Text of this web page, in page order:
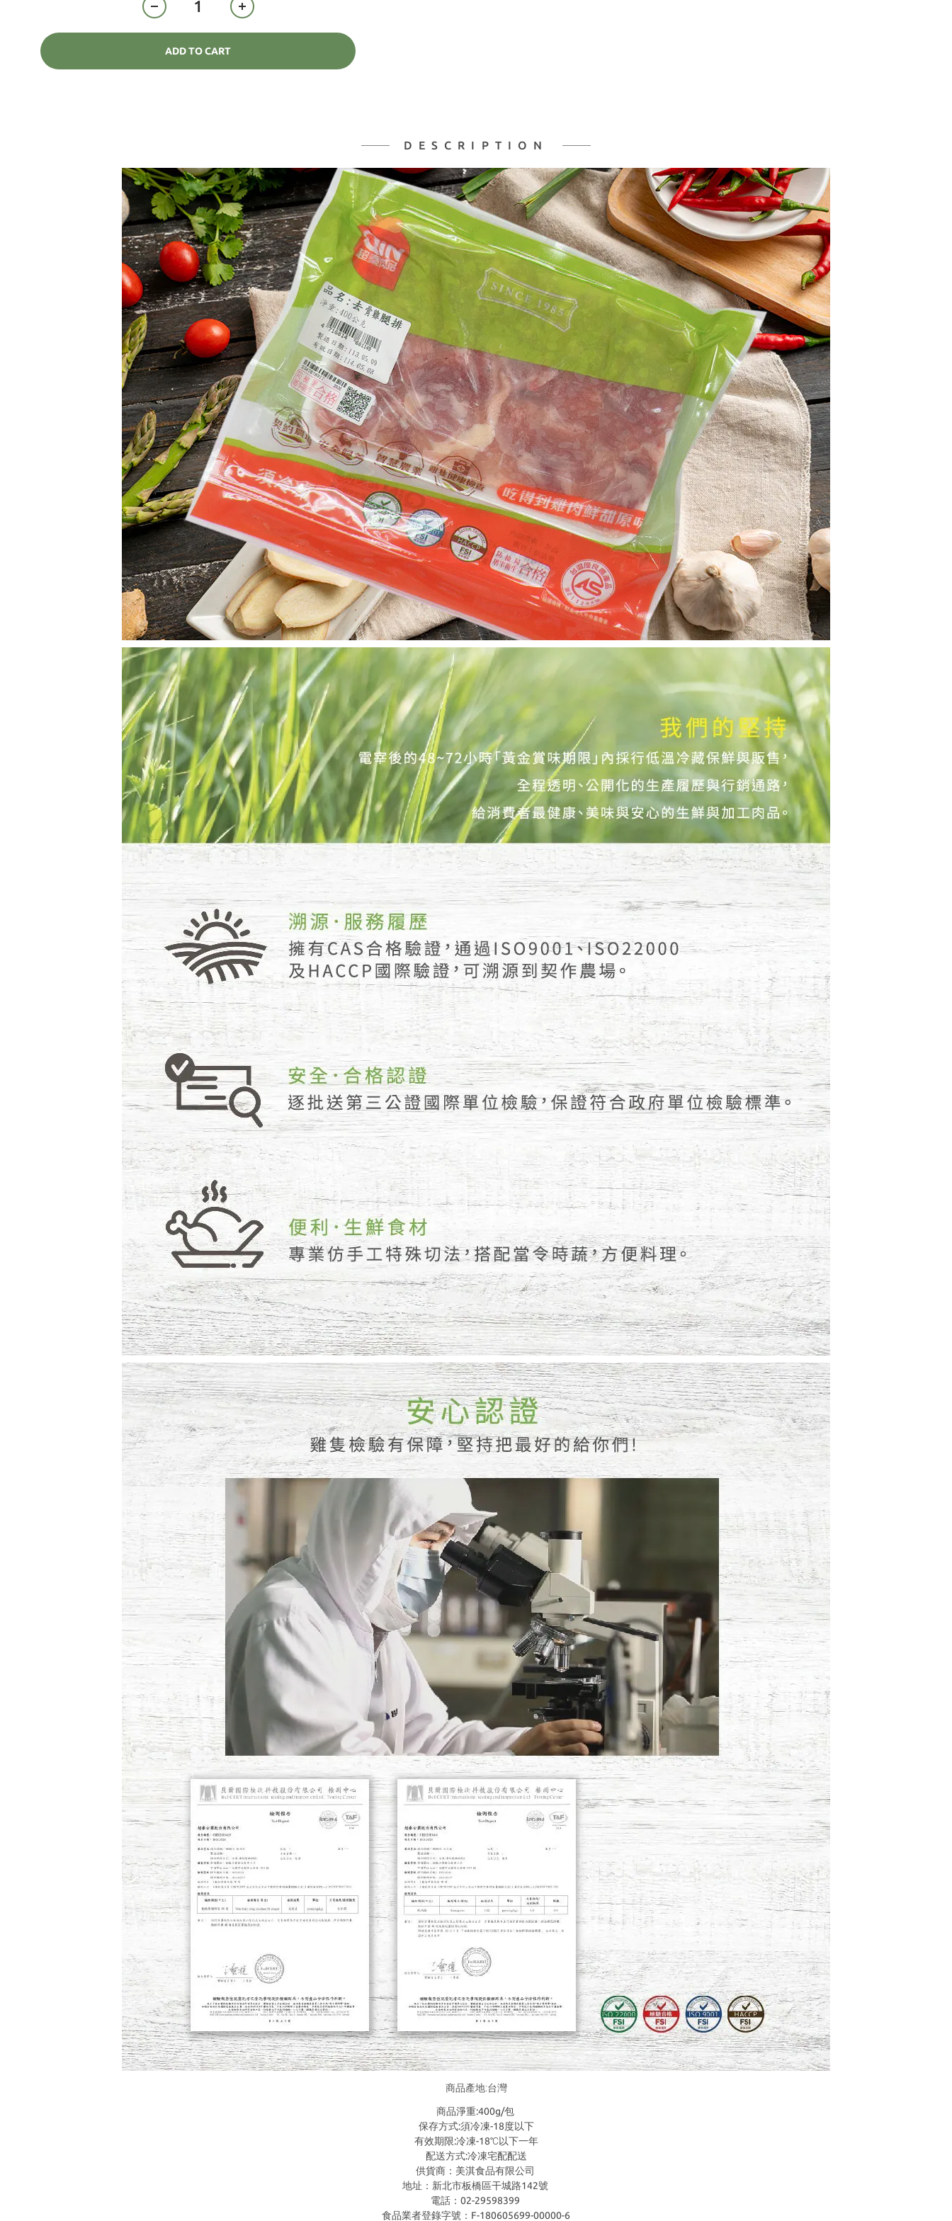
ADD TO CART
DESCRIPTION
商品產地:台灣
商品淨重:400g/包
保存方式:須冷凍-18度以下
有效期限:冷凍-18℃以下一年
配送方式:冷凍宅配配送
供貨商：美淇食品有限公司
地址：新北市板橋區干城路142號
電話：02-29598399
食品業者登錄字號：F-180605699-00000-6